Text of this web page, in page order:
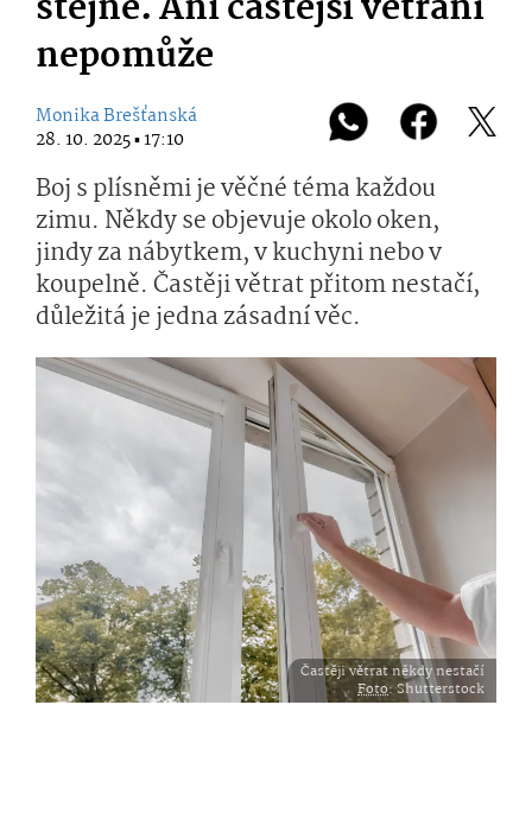
nepomůže
Monika Brešťanská
28. 10. 2025 ▪ 17:10
Boj s plísněmi je věčné téma každou
zimu. Někdy se objevuje okolo oken,
jindy za nábytkem, v kuchyni nebo v
koupelně. Častěji větrat přitom nestačí,
důležitá je jedna zásadní věc.
Častěji větrat někdy nestačí
Foto: Shutterstock